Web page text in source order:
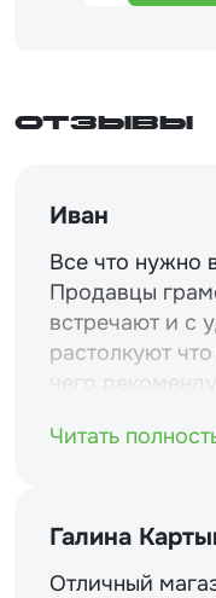
Отзывы
Иван
Все что нужно
Продавцы
встречают и с
растолкуют
Читать
Галина
Отличный